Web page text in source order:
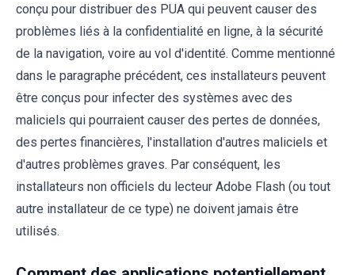
conçu pour distribuer des PUA qui peuvent causer des
problèmes liés à la confidentialité en ligne, à la sécurité
de la navigation, voire au vol d'identité. Comme mentionné
dans le paragraphe précédent, ces installateurs peuvent
être conçus pour infecter des systèmes avec des
maliciels qui pourraient causer des pertes de données,
des pertes financières, l'installation d'autres maliciels et
d'autres problèmes graves. Par conséquent, les
installateurs non officiels du lecteur Adobe Flash (ou tout
autre installateur de ce type) ne doivent jamais être
utilisés.